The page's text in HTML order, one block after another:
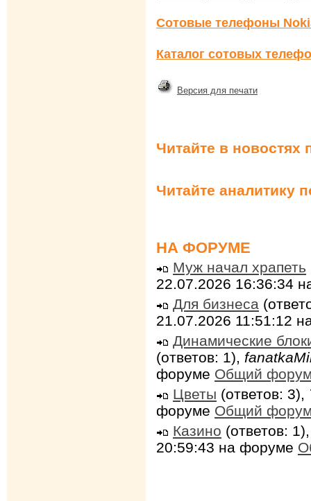
Сотовые телефоны
Каталог сотовых
Версия для печати
Читайте в новостях
Читайте аналитику
НА ФОРУМЕ
Муж начал храпеть
22.07.2026 16:36:34
Для бизнеса
21.07.2026 11:51:12
Динамические
(ответов: 1),
форуме Общий
Цветы (ответов: 3),
форуме Общий
Казино (ответов:
20:59:43 на форуме